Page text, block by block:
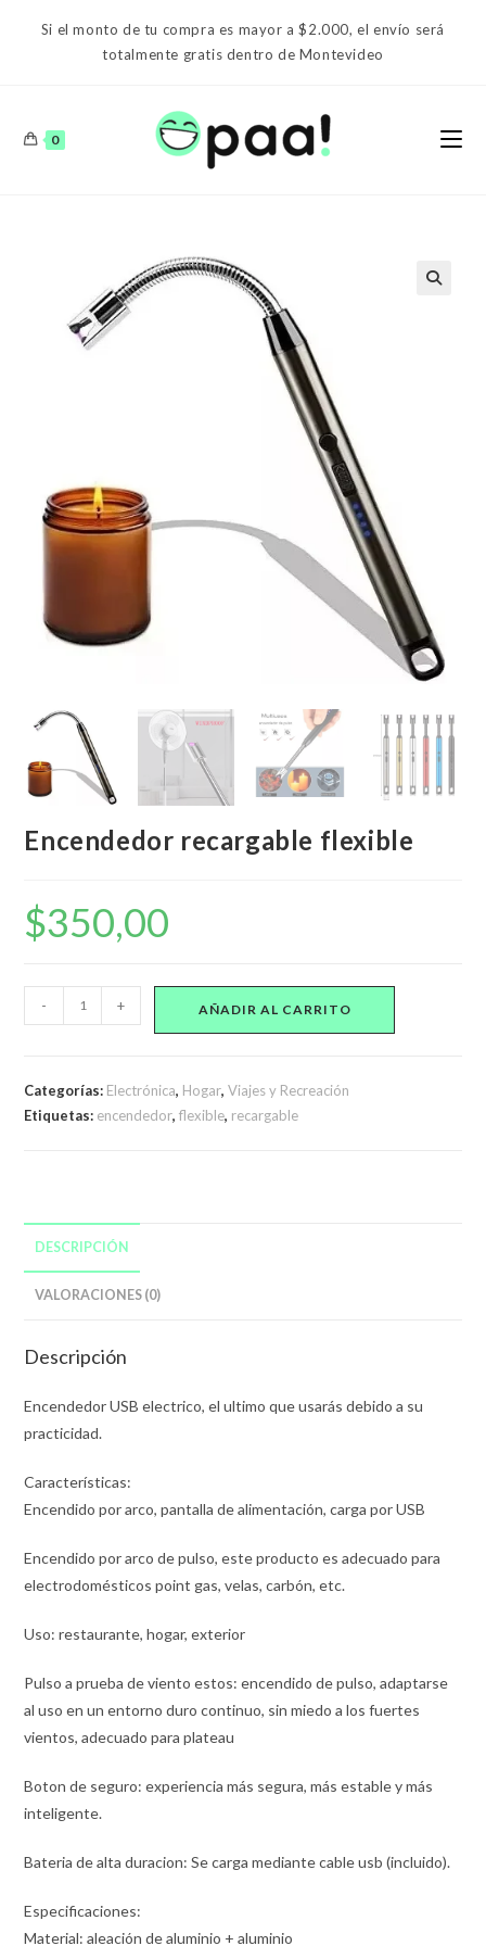
Si el monto de tu compra es mayor a $2.000, el envío será
totalmente gratis dentro de Montevideo
0
Encendedor recargable flexible
$350,00
Encendedor
recargable
- + AÑADIR AL CARRITO
Categorías: Electrónica, Hogar,Viajes y Recreación
Etiquetas: encendedor,flexible, recargable
DESCRIPCIÓN
VALORACIONES (0)
Descripción
Encendedor USB electrico, el ultimo que usarás debido a su
practicidad.
Características:
Encendido por arco, pantalla de alimentación, carga por USB
Encendido por arco de pulso, este producto es adecuado para
electrodomésticos point gas, velas, carbón, etc.
Uso: restaurante, hogar, exterior
Pulso a prueba de viento estos: encendido de pulso, adaptarse
al uso en un entorno duro continuo, sin miedo a los fuertes
vientos, adecuado para plateau
Boton de seguro: experiencia más segura, más estable y más
inteligente.
Bateria de alta duracion: Se carga mediante cable usb (incluido).
Especificaciones:
Material: aleación de aluminio + aluminio